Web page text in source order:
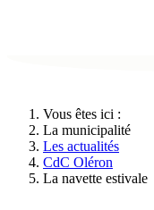
Vous êtes ici :
La municipalité
Les actualités
CdC Oléron
La navette estivale